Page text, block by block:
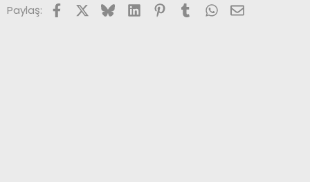
Paylaş: FacebookX (Twitter)
BlueskyLinkedInPinterest
TumblrWhatsApp
E-posta